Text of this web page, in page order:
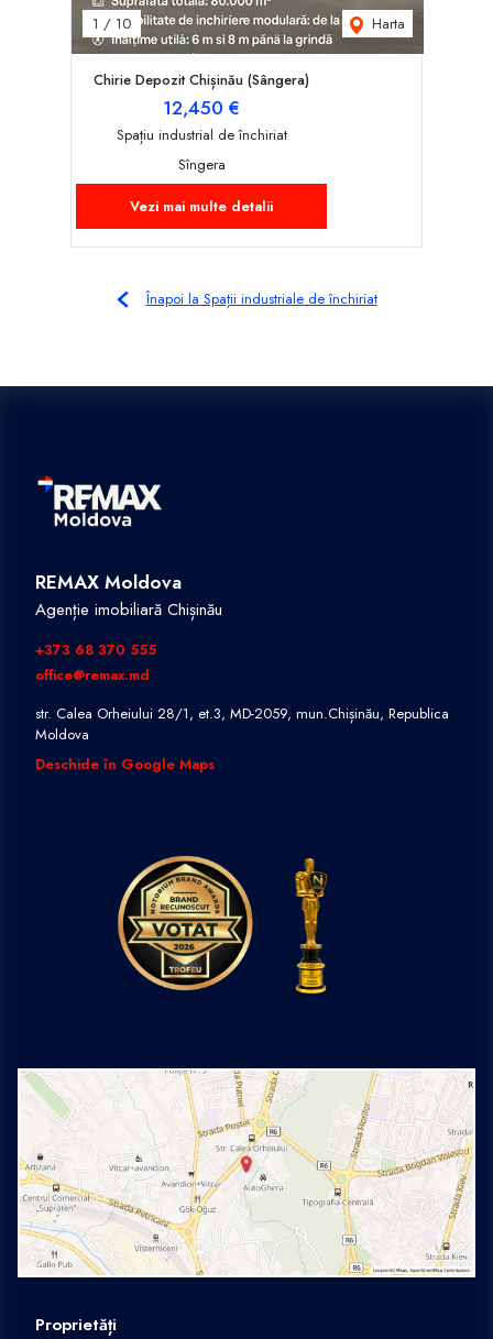
1 / 10 Harta
Chirie Depozit Chișinău (Sângera)
12,450 €
Spațiu industrial de închiriat
Sîngera
Vezi mai multe detalii
Înapoi la Spații industriale de închiriat
REMAX Moldova
Agenție imobiliară Chișinău
+373 68 370 555
office@remax.md
str. Calea Orheiului 28/1, et.3, MD-2059, mun.Chișinău, Republica
Moldova
Deschide în Google Maps
Proprietăți